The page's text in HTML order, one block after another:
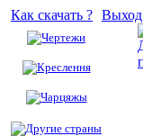
Как скачать ?
Чертежи
Креслення
Чарцяжы
Другие страны
Выход